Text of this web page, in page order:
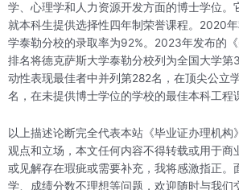
学、心理学和人力资源开发方面的博士学位。
就本科生提供选择性四年制荣誉课程。2020
学泰勒分校的录取率为92%。2023年发布的《
排名将德克萨斯大学泰勒分校列为全国大学
动性表现最佳者中并列第282名，在顶尖公立
名，在未提供博士学位的学校的最佳本科工程
以上描述论断完全代表本站《毕业证办理机
观点和立场，本文任何内容不得转载或用于商
或见解存在瑕疵或需要补充，我将感激指正。
学、成绩分数不理想等问题，欢迎随时与我们